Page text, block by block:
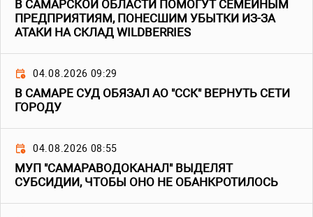
В САМАРСКОЙ ОБЛАСТИ ПОМОГУТ СЕМЕЙНЫМ
ПРЕДПРИЯТИЯМ, ПОНЕСШИМ УБЫТКИ ИЗ-ЗА
АТАКИ НА СКЛАД WILDBERRIES
04.08.2026 09:29
В САМАРЕ СУД ОБЯЗАЛ АО "ССК" ВЕРНУТЬ СЕТИ
ГОРОДУ
04.08.2026 08:55
МУП "САМАРАВОДОКАНАЛ" ВЫДЕЛЯТ
СУБСИДИИ, ЧТОБЫ ОНО НЕ ОБАНКРОТИЛОСЬ